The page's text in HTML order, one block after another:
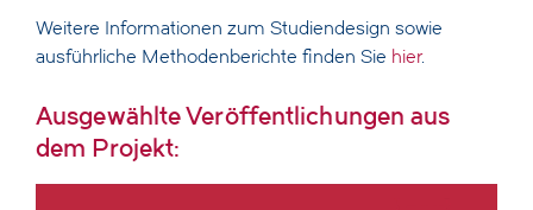
Weitere Informationen zum Studiendesign sowie
ausführliche Methodenberichte finden Sie hier.
Ausgewählte Veröffentlichungen aus
dem Projekt: